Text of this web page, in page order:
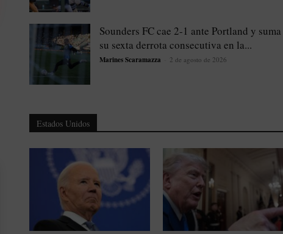
Sounders FC cae 2-1 ante Portland y suma
su sexta derrota consecutiva en la...
Marines Scaramazza 2 de agosto de 2026
Estados Unidos